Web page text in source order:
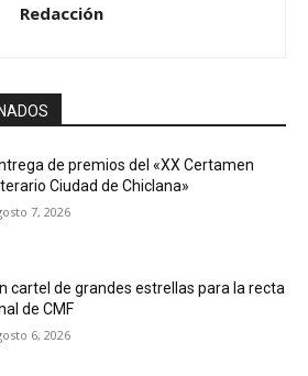
Redacción
de premios del «XX Certamen
Ciudad de Chiclana»
7, 2026
cartel de grandes estrellas para la recta
de CMF
6, 2026